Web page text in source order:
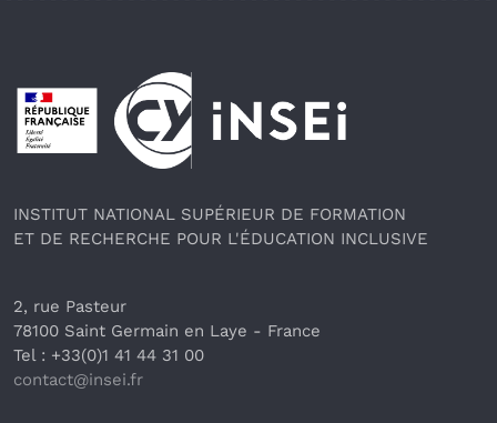
Pied de page
INSTITUT NATIONAL SUPÉRIEUR DE FORMATION
ET DE RECHERCHE POUR L'ÉDUCATION INCLUSIVE
2, rue Pasteur
78100 Saint Germain en Laye - France
Tel : +33(0)1 41 44 31 00
contact@insei.fr